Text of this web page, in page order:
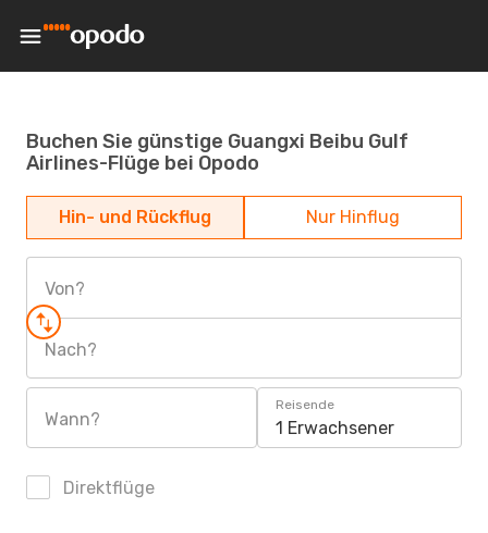
Buchen Sie günstige Guangxi Beibu Gulf
Airlines-Flüge bei Opodo
Hin- und Rückflug Nur Hinflug
Von?
Nach?
Wann?
Reisende
1 Erwachsener
Direktflüge